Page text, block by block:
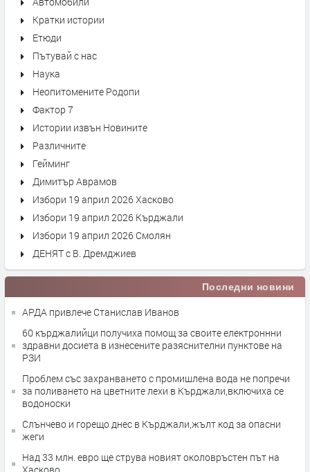
Кратки истории
Етюди
Пътувай с нас
Наука
Неопитомените Родопи
Фактор 7
Истории извън Новините
Различните
Гейминг
Димитър Аврамов
Избори 19 април 2026 Хасково
Избори 19 април 2026 Кърджали
Избори 19 април 2026 Смолян
ДЕНЯТ с В. Дремджиев
Последни новини
АРДА привлече Станислав Иванов
60 кърджалийци получиха помощ за своите електроннни
здравни досиета в изнесените разяснителни пунктове на
РЗИ
Проблем със захранването с промишлена вода не попречи
за поливането на цветните лехи в Кърджали,включиха се
водоноски
Слънчево и горещо днес в Кърджали,жълт код за опасни
жеги
Над 33 млн. евро ще струва новият околовръстен път на